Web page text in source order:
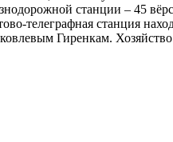
станции – 45
телеграфная станция
Гиренкам. Хозяйство